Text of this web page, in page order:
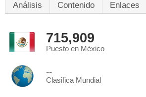
Análisis Contenido Enlaces
715,909
Puesto en México
--
Clasifica Mundial